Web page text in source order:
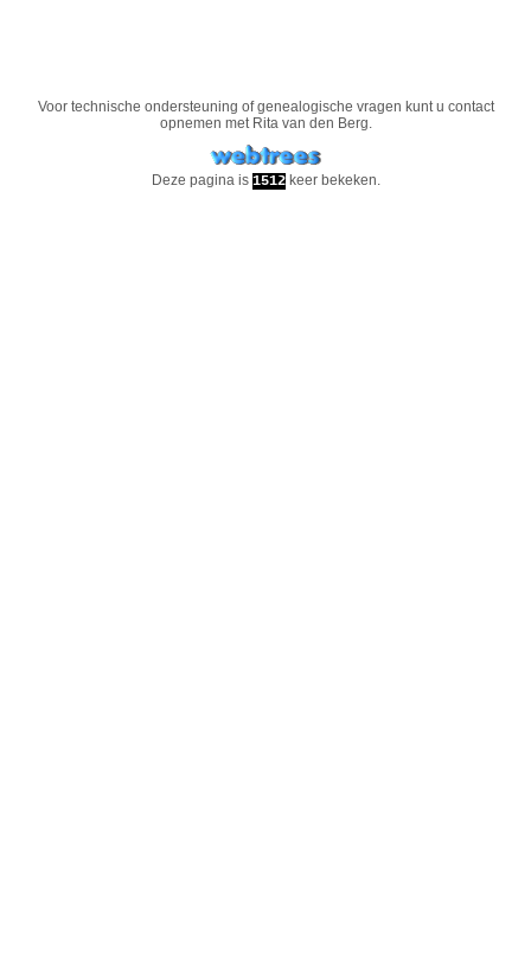
Voor technische ondersteuning of genealogische vragen kunt u contact
opnemen met Rita van den Berg.
Deze pagina is 1512keer bekeken.